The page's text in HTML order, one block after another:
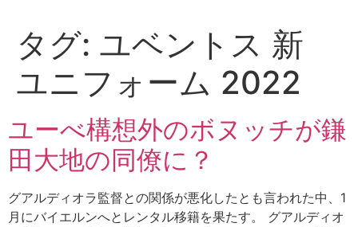
タグ: ユベントス 新
ユニフォーム 2022
ユーべ構想外のボヌッチが鎌
田大地の同僚に？
グアルディオラ監督との関係が悪化したとも言われた中、1
月にバイエルンへとレンタル移籍を果たす。 グアルディオ